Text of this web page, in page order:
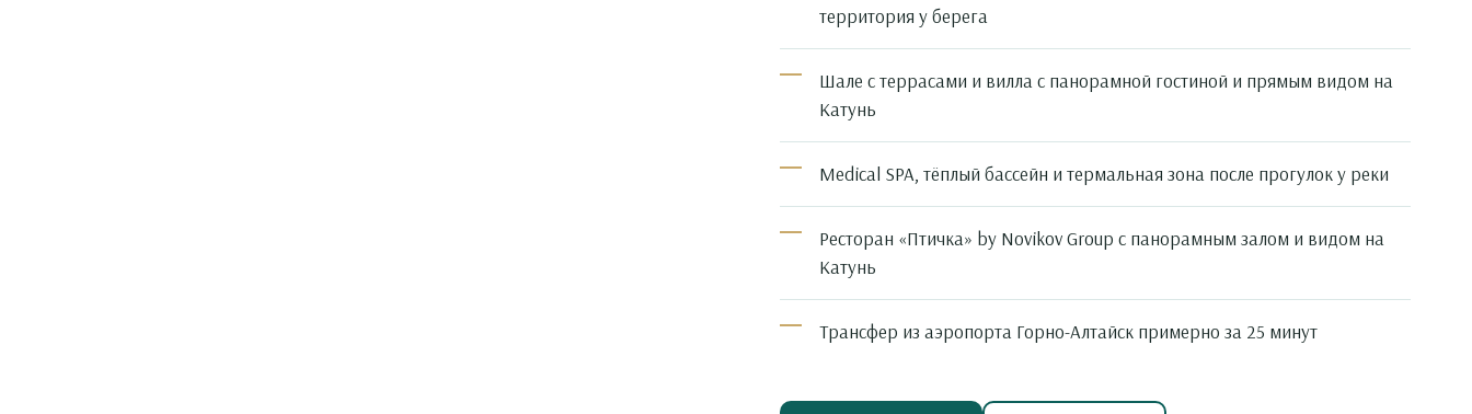
территория у берега
Шале с террасами и вилла с панорамной гостиной и прямым видом на
Катунь
Medical SPA, тёплый бассейн и термальная зона после прогулок у реки
Ресторан «Птичка» by Novikov Group с панорамным залом и видом на
Катунь
Трансфер из аэропорта Горно-Алтайск примерно за 25 минут